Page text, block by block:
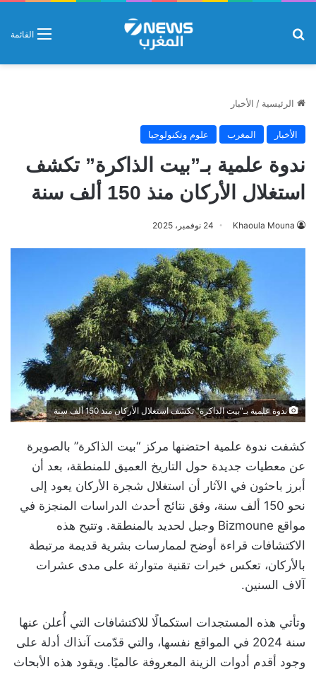
القائمة
الرئيسية / الأخبار
الأخبار المغرب علوم وتكنولوجيا
ندوة علمية بـ”بيت الذاكرة” تكشف
استغلال الأركان منذ 150 ألف سنة
Khaoula Mouna 24 نوفمبر، 2025
ندوة علمية بـ"بيت الذاكرة" تكشف استغلال الأركان منذ 150 ألف سنة
كشفت ندوة علمية احتضنها مركز “بيت الذاكرة” بالصويرة
عن معطيات جديدة حول التاريخ العميق للمنطقة، بعد أن
أبرز باحثون في الآثار أن استغلال شجرة الأركان يعود إلى
نحو 150 ألف سنة، وفق نتائج أحدث الدراسات المنجزة في
مواقع Bizmoune وجبل لحديد بالمنطقة. وتتيح هذه
الاكتشافات قراءة أوضح لممارسات بشرية قديمة مرتبطة
بالأركان، تعكس خبرات تقنية متوارثة على مدى عشرات
آلاف السنين.
وتأتي هذه المستجدات استكمالًا للاكتشافات التي أُعلن عنها
سنة 2024 في المواقع نفسها، والتي قدّمت آنذاك أدلة على
وجود أقدم أدوات الزينة المعروفة عالميًا. ويقود هذه الأبحاث